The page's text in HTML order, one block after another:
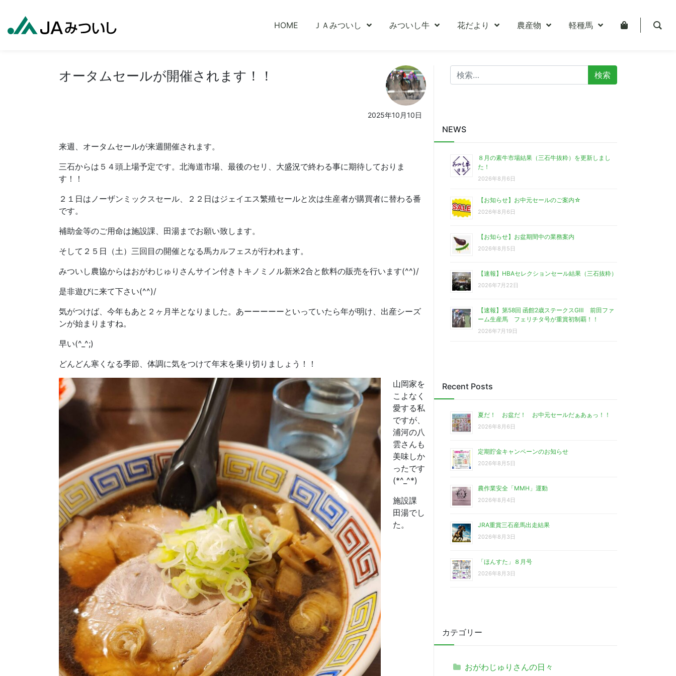
HOME ＪＡみついし みついし牛 花だより 農産物 軽種馬
オータムセールが開催されます！！
2025年10月10日
来週、オータムセールが来週開催されます。
三石からは５４頭上場予定です。北海道市場、最後のセリ、大盛況で終わる事に期待しておりま
す！！
２１日はノーザンミックスセール、２２日はジェイエス繁殖セールと次は生産者が購買者に替わる番
です。
補助金等のご用命は施設課、田湯までお願い致します。
そして２５日（土）三回目の開催となる馬カルフェスが行われます。
みついし農協からはおがわじゅりさんサイン付きトキノミノル新米2合と飲料の販売を行います(^^)/
是非遊びに来て下さい(^^)/
気がつけば、今年もあと２ヶ月半となりました。あーーーーーといっていたら年が明け、出産シーズ
ンが始まりますね。
早い(^_^;)
どんどん寒くなる季節、体調に気をつけて年末を乗り切りましょう！！
山岡家を
こよなく
愛する私
ですが、
浦河の八
雲さんも
美味しか
ったです
(*^_^*)
施設課
田湯でし
た。
検
索:
NEWS
８月の素牛市場結果（三石牛抜粋）を更新しまし
た！
2026年8月6日
【お知らせ】お中元セールのご案内☆
2026年8月6日
【お知らせ】お盆期間中の業務案内
2026年8月5日
【速報】HBAセレクションセール結果（三石抜粋）
2026年7月22日
【速報】第58回 函館2歳ステークスGⅢ 前田ファ
ーム生産馬 フェリチタ号が重賞初制覇！！
2026年7月19日
Recent Posts
夏だ！ お盆だ！ お中元セールだぁあぁっ！！
2026年8月6日
定期貯金キャンペーンのお知らせ
2026年8月5日
農作業安全「MMH」運動
2026年8月4日
JRA重賞三石産馬出走結果
2026年8月3日
「ほんすた」８月号
2026年8月3日
カテゴリー
おがわじゅりさんの日々